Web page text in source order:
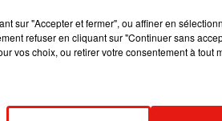
:
sur "Accepter et fermer", ou affiner en
refuser en cliquant sur "Continuer sans
vos choix, ou retirer votre consentement à tout